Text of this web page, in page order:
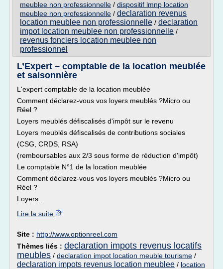
meublee non professionnelle / dispositif lmnp location
meublee non professionnelle / declaration revenus
location meublee non professionnelle / declaration
impot location meublee non professionnelle /
revenus fonciers location meublee non
professionnel
L’Expert – comptable de la location meublée
et saisonnière
L'expert comptable de la location meublée
Comment déclarez-vous vos loyers meublés ?Micro ou
Réel ?
Loyers meublés défiscalisés d'impôt sur le revenu
Loyers meublés défiscalisés de contributions sociales
(CSG, CRDS, RSA)
(remboursables aux 2/3 sous forme de réduction d'impôt)
Le comptable N°1 de la location meublée
Comment déclarez-vous vos loyers meublés ?Micro ou
Réel ?
Loyers...
Lire la suite
Site : http://www.optionreel.com
Thèmes liés : declaration impots revenus locatifs
meubles / declaration impot location meuble tourisme /
declaration impots revenus location meublee / location